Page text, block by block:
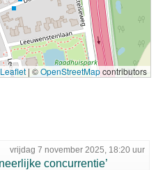
Leaflet | ©OpenStreetMapcontributors
vrijdag 7 november 2025, 18:20 uur
concurrentie’